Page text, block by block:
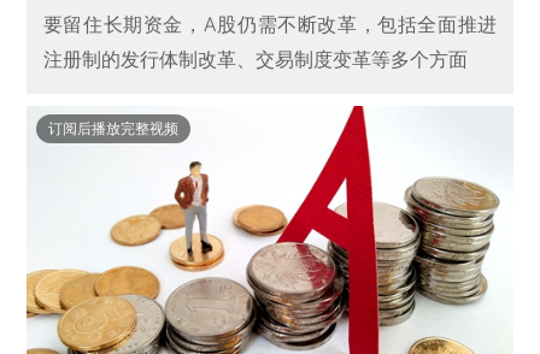
要留住长期资金，A股仍需不断改革，包括全面推进
注册制的发行体制改革、交易制度变革等多个方面
订阅后播放完整视频